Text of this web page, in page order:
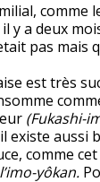
comme
y a deux
pas mais
est très
(Fukashi-
existe aussi
comme cet
l’imo-yôkan.